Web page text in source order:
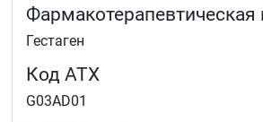
Фармакотерапевтическая
Гестаген
Код АТХ
G03AD01